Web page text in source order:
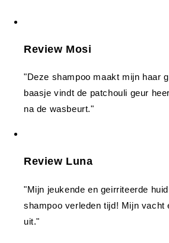
Review Mosi
"Deze shampoo maakt mijn haar
baasje vindt de patchouli geur
na de wasbeurt."
Review Luna
"Mijn jeukende en geirriteerde
shampoo verleden tijd! Mijn vacht
uit."